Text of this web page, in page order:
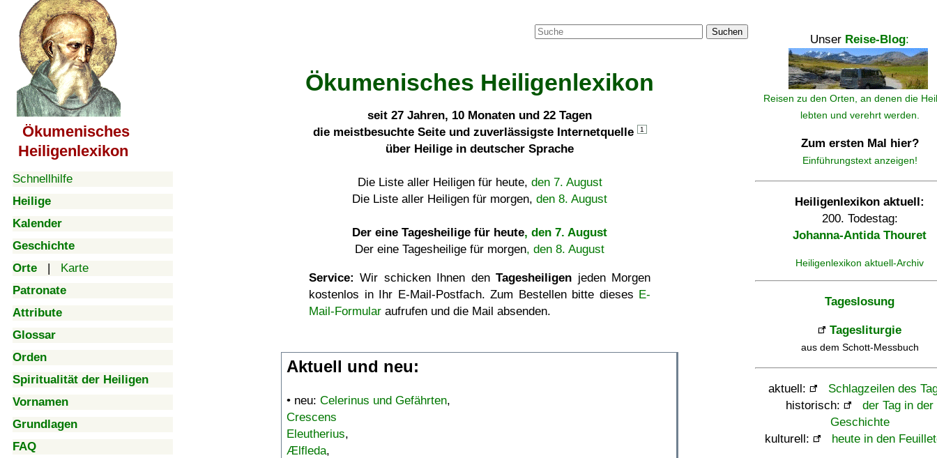
Ökumenisches
Heiligenlexikon
Schnellhilfe
Heilige
Kalender
Geschichte
Orte | Karte
Patronate
Attribute
Glossar
Orden
Spiritualität der Heiligen
Vornamen
Grundlagen
FAQ
Suchen
Ökumenisches Heiligenlexikon
seit 27 Jahren, 10 Monaten und 22 Tagen
die meistbesuchte Seite und zuverlässigste Internetquelle
1
über Heilige in deutscher Sprache
Die Liste aller Heiligen für heute, den 7. August
Die Liste aller Heiligen für morgen, den 8. August
Der eine Tagesheilige für heute, den 7. August
Der eine Tagesheilige für morgen, den 8. August
Service: Wir schicken Ihnen denTagesheiligen jeden Morgen
kostenlos in Ihr E-Mail-Postfach. Zum Bestellen bitte dieses E-
Mail-Formular aufrufen und die Mail absenden.
Aktuell und neu:
• neu: Celerinus und Gefährten,
Crescens
Eleutherius,
Ælfleda,
Unser Reise-Blog:
Reisen zu den Orten, an denen die
lebten und verehrt werden.
Zum ersten Mal hier?
Einführungstext anzeigen!
Heiligenlexikon aktuell:
200. Todestag:
Johanna-Antida Thouret
Heiligenlexikon aktuell-Archiv
Tageslosung
Tagesliturgie
aus dem Schott-Messbuch
aktuell:
Schlagzeilen des
historisch:
der Tag in der
Geschichte
kulturell:
heute in den